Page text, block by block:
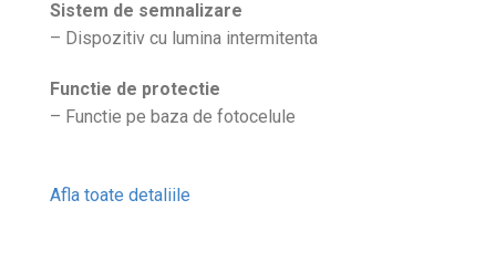
Sistem de semnalizare
– Dispozitiv cu lumina intermitenta
Functie de protectie
– Functie pe baza de fotocelule
Afla toate detaliile